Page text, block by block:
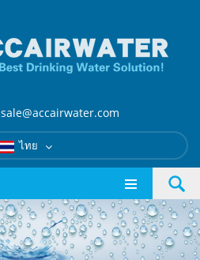
sale@accairwater.com
ไทย